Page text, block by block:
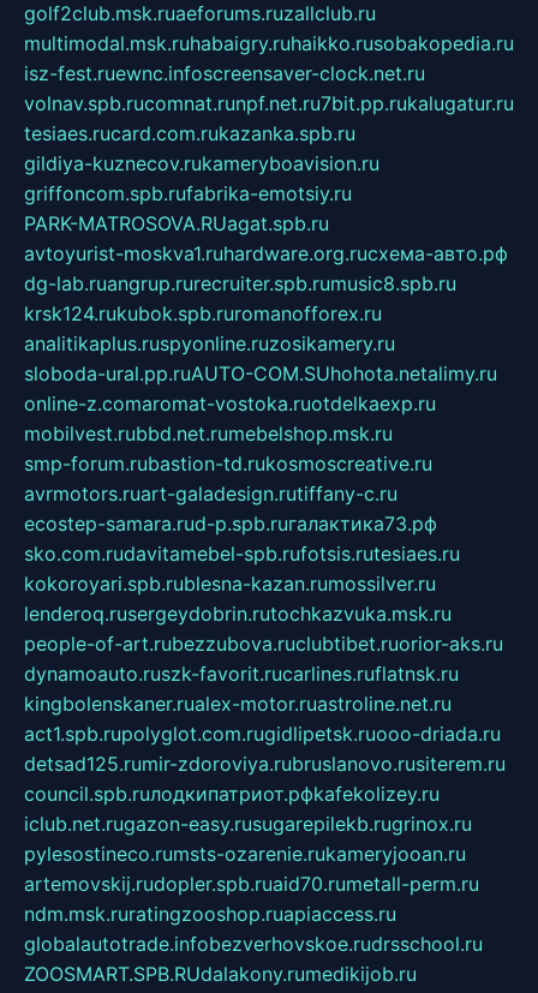
golf2club.msk.ruaeforums.ruzallclub.ru
multimodal.msk.ruhabaigry.ruhaikko.rusobakopedia.ru
isz-fest.ruewnc.infoscreensaver-clock.net.ru
volnav.spb.rucomnat.runpf.net.ru7bit.pp.rukalugatur.ru
tesiaes.rucard.com.rukazanka.spb.ru
gildiya-kuznecov.rukameryboavision.ru
griffoncom.spb.rufabrika-emotsiy.ru
PARK-MATROSOVA.RUagat.spb.ru
avtoyurist-moskva1.ruhardware.org.ruсхема-авто.рф
dg-lab.ruangrup.rurecruiter.spb.rumusic8.spb.ru
krsk124.rukubok.spb.ruromanofforex.ru
analitikaplus.ruspyonline.ruzosikamery.ru
sloboda-ural.pp.ruAUTO-COM.SUhohota.netalimy.ru
online-z.comaromat-vostoka.ruotdelkaexp.ru
mobilvest.rubbd.net.rumebelshop.msk.ru
smp-forum.rubastion-td.rukosmoscreative.ru
avrmotors.ruart-galadesign.rutiffany-c.ru
ecostep-samara.rud-p.spb.ruгалактика73.рф
sko.com.rudavitamebel-spb.rufotsis.rutesiaes.ru
kokoroyari.spb.rublesna-kazan.rumossilver.ru
lenderoq.rusergeydobrin.rutochkazvuka.msk.ru
people-of-art.rubezzubova.ruclubtibet.ruorior-aks.ru
dynamoauto.ruszk-favorit.rucarlines.ruflatnsk.ru
kingbolenskaner.rualex-motor.ruastroline.net.ru
act1.spb.rupolyglot.com.rugidlipetsk.ruooo-driada.ru
detsad125.rumir-zdoroviya.rubruslanovo.rusiterem.ru
council.spb.ruлодкипатриот.рфkafekolizey.ru
iclub.net.rugazon-easy.rusugarepilekb.rugrinox.ru
pylesostineco.rumsts-ozarenie.rukameryjooan.ru
artemovskij.rudopler.spb.ruaid70.rumetall-perm.ru
ndm.msk.ruratingzooshop.ruapiaccess.ru
globalautotrade.infobezverhovskoe.rudrsschool.ru
ZOOSMART.SPB.RUdalakony.rumedikijob.ru